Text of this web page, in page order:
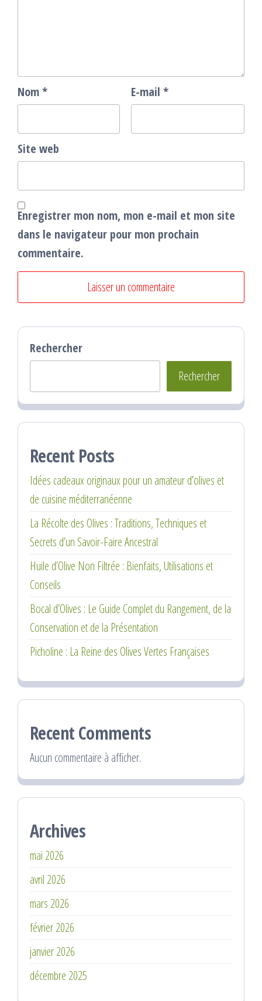
Nom* E-mail *
Site web
Enregistrer mon nom, mon e-mail et mon site
dans le navigateur pour mon prochain
commentaire.
Rechercher
Rechercher
Recent Posts
Idées cadeaux originaux pour un amateur d’olives et
de cuisine méditerranéenne
La Récolte des Olives : Traditions, Techniques et
Secrets d’un Savoir-Faire Ancestral
Huile d’Olive Non Filtrée : Bienfaits, Utilisations et
Conseils
Bocal d’Olives : Le Guide Complet du Rangement, de la
Conservation et de la Présentation
Picholine : La Reine des Olives Vertes Françaises
Recent Comments
Aucun commentaire à afficher.
Archives
mai 2026
avril 2026
mars 2026
février 2026
janvier 2026
décembre 2025